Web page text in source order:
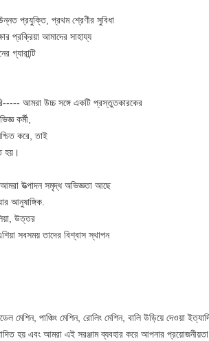
প্রযুক্তি, প্রথম শ্রেণীর সুবিধা
প্রক্রিয়া আমাদের সাহায্য
গ্যারান্টি
আমরা উচ্চ সঙ্গে একটি প্রস্তুতকারকের
কর্মী,
করে, তাই
হয়।
উত্পাদন সমৃদ্ধ অভিজ্ঞতা আছে
আনুষাঙ্গিক.
উত্তর
সবসময় তাদের বিশ্বাস স্থাপন
মেশিন, পাঞ্চিং মেশিন, রোলিং মেশিন, বালি উড়িয়ে দেওয়া
হয় এবং আমরা এই সরঞ্জাম ব্যবহার করে আপনার প্রয়োজনীয়তা